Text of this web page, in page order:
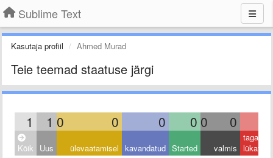
Sublime Text
Kasutaja profiil Ahmed Murad
Teie teemad staatuse järgi
1 1 0 0 0 0 0 0
Kõik Uus ülevaatamisel kavandatud Started valmis
tagasi
lükatud